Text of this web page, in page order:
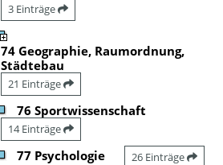
3 Einträge
74 Geographie, Raumordnung,
Städtebau
21 Einträge
76 Sportwissenschaft
14 Einträge
77 Psychologie 26 Einträge